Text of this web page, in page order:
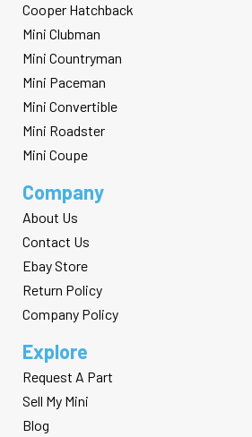
Explore
Request A Part
Sell My Mini
Blog
Company
About Us
Contact Us
Ebay Store
Return Policy
Company Policy
Cooper Hatchback
Mini Clubman
Mini Countryman
Mini Paceman
Mini Convertible
Mini Roadster
Mini Coupe